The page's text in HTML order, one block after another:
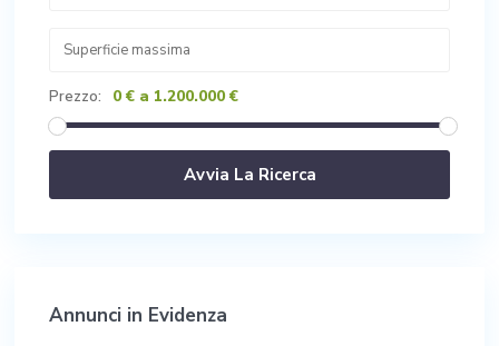
Prezzo: 0 € a 1.200.000 €
Annunci in Evidenza